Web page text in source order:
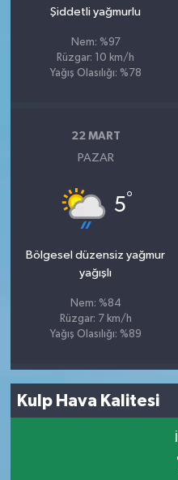
Şiddetli yağmurlu
Nem: %97
Rüzgar: 10 km/h
Yağış Olasılığı: %78
22 MART
PAZAR
5°
Bölgesel düzensiz yağmur
yağışlı
Nem: %84
Rüzgar: 7 km/h
Yağış Olasılığı: %89
Kulp Hava Kalitesi